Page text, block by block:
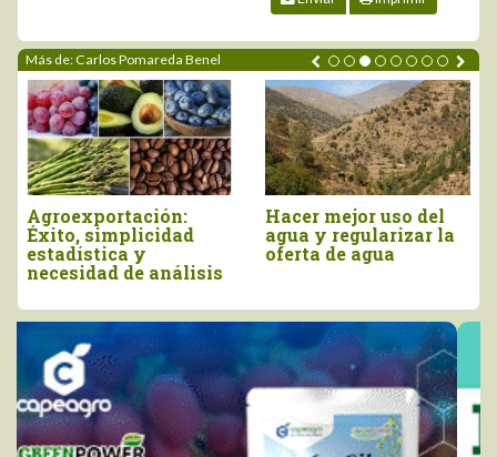
Más de: Carlos Pomareda Benel
Inocuidad en la
cadena
agroalimentaria: Una
responsabilidad
Valor agregado en la
agricultura: Identidad
territorial y
desarrollo rural